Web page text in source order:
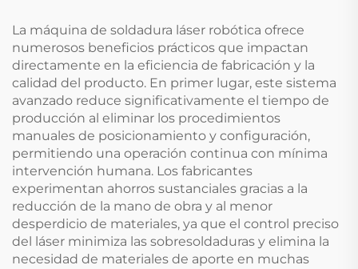
La máquina de soldadura láser robótica ofrece
numerosos beneficios prácticos que impactan
directamente en la eficiencia de fabricación y la
calidad del producto. En primer lugar, este sistema
avanzado reduce significativamente el tiempo de
producción al eliminar los procedimientos
manuales de posicionamiento y configuración,
permitiendo una operación continua con mínima
intervención humana. Los fabricantes
experimentan ahorros sustanciales gracias a la
reducción de la mano de obra y al menor
desperdicio de materiales, ya que el control preciso
del láser minimiza las sobresoldaduras y elimina la
necesidad de materiales de aporte en muchas